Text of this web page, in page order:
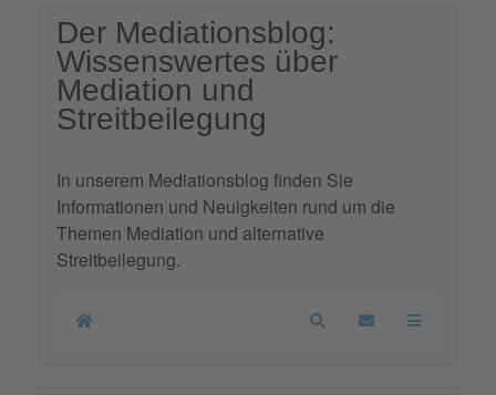
Der Mediationsblog:
Wissenswertes über
Mediation und
Streitbeilegung
In unserem Mediationsblog finden Sie
Informationen und Neuigkeiten rund um die
Themen Mediation und alternative
Streitbeilegung.
Home SearchUpdates